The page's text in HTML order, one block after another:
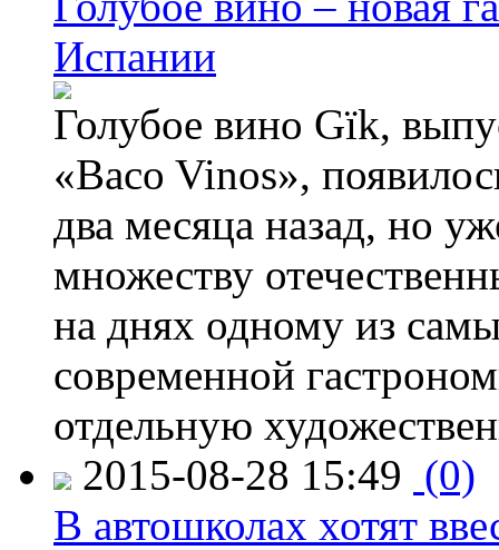
Испании
Голубое вино Gïk,
«Baco Vinos»,
два месяца назад, но
множеству
на днях одному из
современной
отдельную
2015-08-28 15:49 (0)
В автошколах хотят